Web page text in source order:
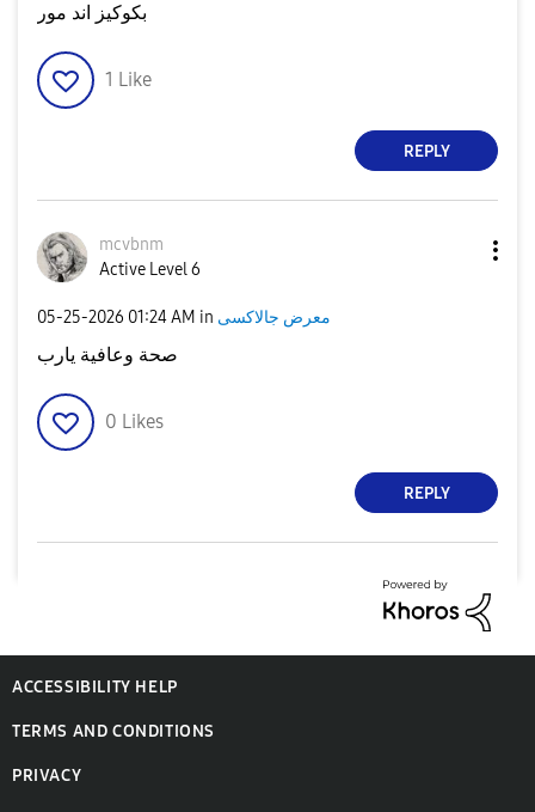
بكوكيز اند مور
1 Like
REPLY
mcvbnm
Active Level 6
‎05-25-2026 01:24 AM in معرض جالاكسى
صحة وعافية يارب
0 Likes
REPLY
ACCESSIBILITY HELP
TERMS AND CONDITIONS
PRIVACY